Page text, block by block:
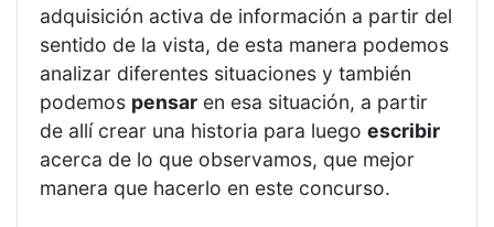
adquisición activa de información a partir del
sentido de la vista, de esta manera podemos
analizar diferentes situaciones y también
podemos pensar en esa situación, a partir
de allí crear una historia para luego escribir
acerca de lo que observamos, que mejor
manera que hacerlo en este concurso.